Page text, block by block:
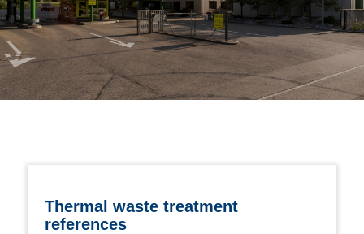
Thermal waste treatment
references